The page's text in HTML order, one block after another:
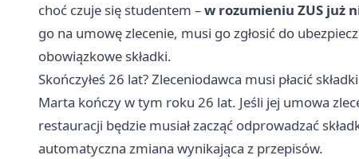
choć czuje się studentem –w rozumieniu ZUS już
go na umowę zlecenie, musi go zgłosić do
obowiązkowe składki.
Skończyłeś 26 lat? Zleceniodawca musi płacić składki
Marta kończy w tym roku 26 lat. Jeśli jej umowa
restauracji będzie musiał zacząć odprowadzać
automatyczna zmiana wynikająca z przepisów.